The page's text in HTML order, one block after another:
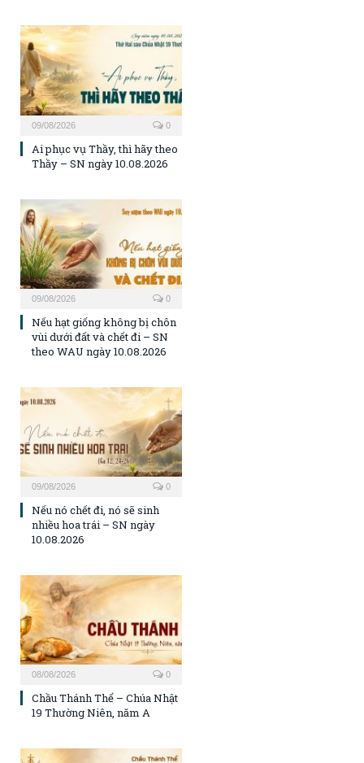
09/08/2026 0
Ai phục vụ Thầy, thì hãy theo
Thầy – SN ngày 10.08.2026
09/08/2026 0
Nếu hạt giống không bị chôn
vùi dưới đất và chết đi – SN
theo WAU ngày 10.08.2026
09/08/2026 0
Nếu nó chết đi, nó sẽ sinh
nhiều hoa trái – SN ngày
10.08.2026
08/08/2026 0
Chầu Thánh Thể – Chúa Nhật
19 Thường Niên, năm A